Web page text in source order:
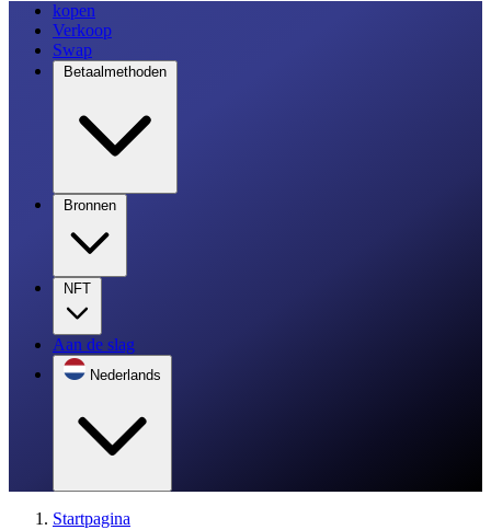
kopen
Verkoop
Swap
Betaalmethoden
Bronnen
NFT
Aan de slag
Nederlands
Startpagina